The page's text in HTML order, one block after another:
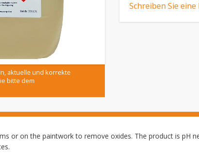
aktuelle und korrekte
bitte dem
Schreiben Sie
or on the paintwork to remove oxides. The product is pH